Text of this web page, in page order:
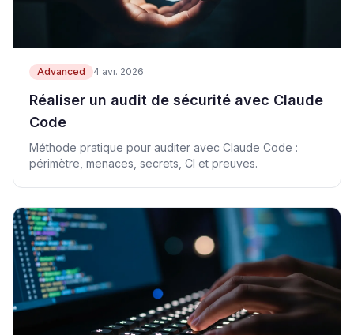
Advanced 4 avr. 2026
Réaliser un audit de sécurité avec Claude
Code
Méthode pratique pour auditer avec Claude Code :
périmètre, menaces, secrets, CI et preuves.